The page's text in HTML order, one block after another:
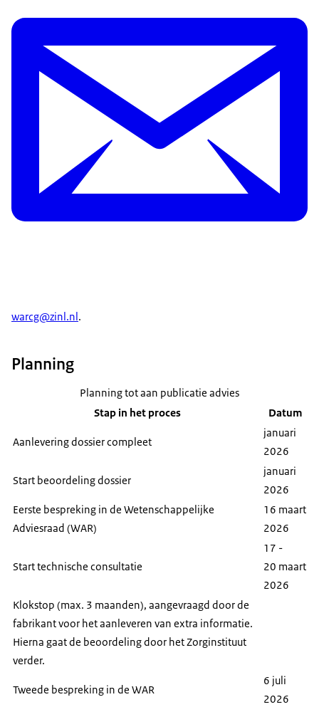
mp31.9 MB
Download
Als een medicijn is goedgekeurd kan de fabrikant
een aanvraag bij ons doen voor toelating tot het
basispakket. Zodra we alle informatie en
wetenschappelijke onderzoeken hebben
ontvangen, gaan we aan de slag.
We beantwoorden vragen als:
Hoe ernstig is de ziekte?
Hoe goed werkt het medicijn?
Soms blijkt tijdens de beoordeling dat er
Of dat het niet bij alle patiënten lijkt te werken. We
adviseren dan over wie het medicijn moet krijgen.
Soms is het medicijn heel duur. Vergoeding
hiervan kan dan ten koste gaan van zorg voor
andere patiënten. We adviseren dan om over de
prijs te onderhandelen.
Bij de beoordeling betrekken we
zorgverzekeraars. En we krijgen advies van twee
onafhankelijke commissies:
Adviescommissie Pakket.
elkaar af in ons advies. De minister besluit
uiteindelijk of het medicijn vergoed wordt uit het
basispakket.
iedereen aan meebetaalt, aan goede medicijnen
warcg@zinl.nl.
Planning
Planning tot aan publicatie advies
Stap in het proces
Datum
Aanlevering dossier compleet
januari
2026
Start beoordeling dossier
januari
2026
Eerste bespreking in de Wetenschappelijke
Adviesraad (WAR)
16 maart
2026
Start technische consultatie
17 -
20 maart
2026
Klokstop (max. 3 maanden), aangevraagd door de
fabrikant voor het aanleveren van extra informatie.
Hierna gaat de beoordeling door het Zorginstituut
verder.
Tweede bespreking in de WAR
6 juli
2026